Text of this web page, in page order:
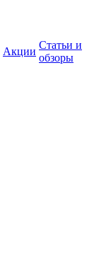
Акции
Статьи и
обзоры